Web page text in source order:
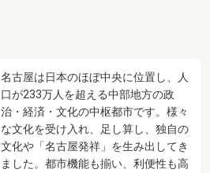
名古屋は日本のほぼ中央に位置し、人
口が233万人を超える中部地方の政
治・経済・文化の中枢都市です。様々
な文化を受け入れ、足し算し、独自の
文化や「名古屋発祥」を生み出してき
ました。都市機能も揃い、利便性も高